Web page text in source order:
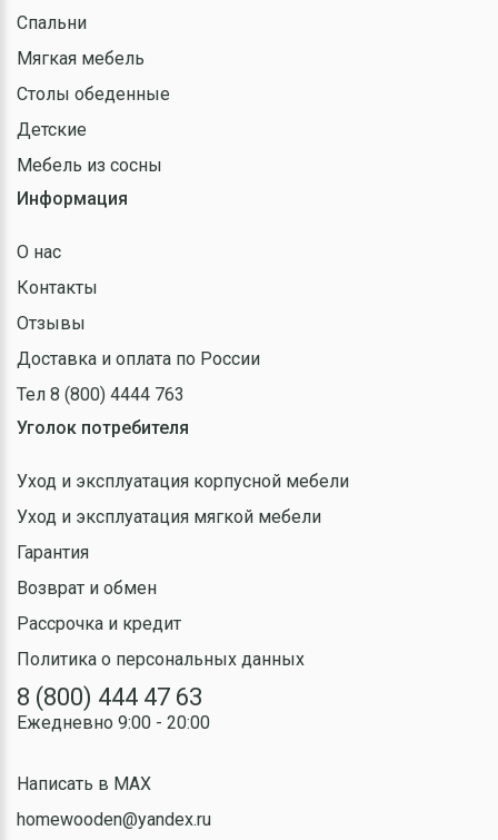
Спальни
Мягкая мебель
Столы обеденные
Детские
Мебель из сосны
Информация
О нас
Контакты
Отзывы
Доставка и оплата по России
Тел 8 (800) 4444 763
Уголок потребителя
Уход и эксплуатация корпусной мебели
Уход и эксплуатация мягкой мебели
Гарантия
Возврат и обмен
Рассрочка и кредит
Политика о персональных данных
8 (800) 444 47 63
Ежедневно 9:00 - 20:00
Написать в MAX
homewooden@yandex.ru